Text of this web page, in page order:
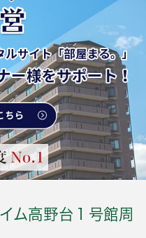
ム高野台１号館周